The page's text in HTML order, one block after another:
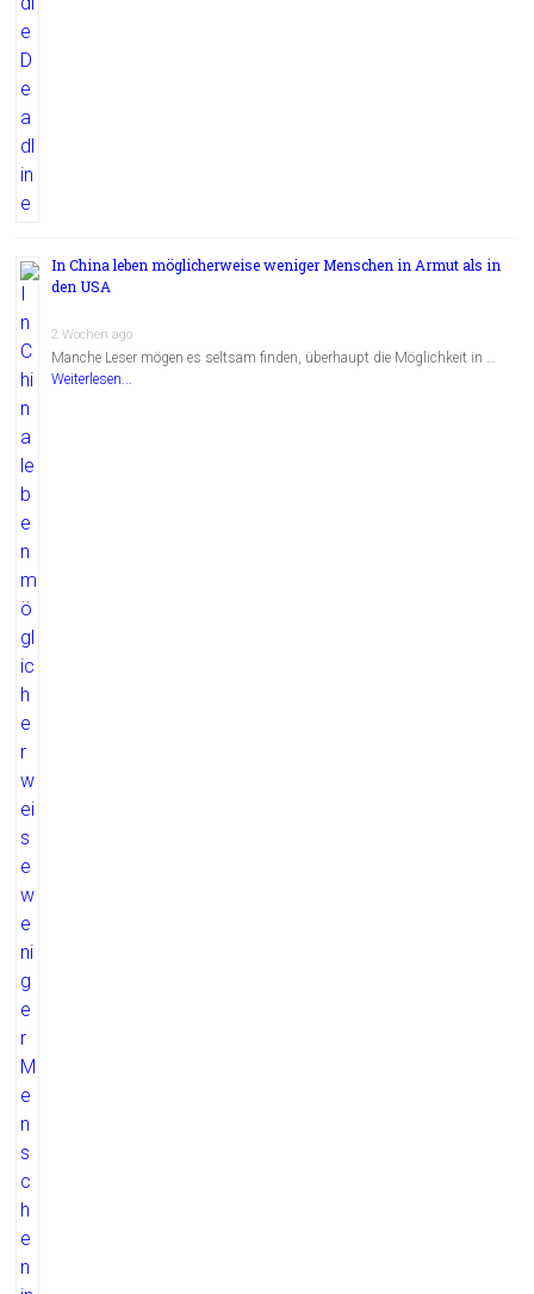
In China leben möglicherweise weniger Menschen in Armut als in
den USA
2 Wochen ago
Manche Leser mögen es seltsam finden, überhaupt die Möglichkeit in …
Weiterlesen...